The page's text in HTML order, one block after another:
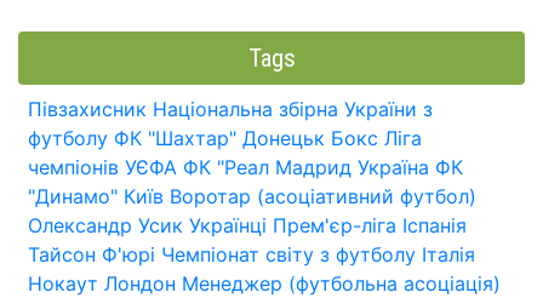
Tags
Півзахисник Національна збірна України з
футболу ФК "Шахтар" Донецьк Бокс Ліга
чемпіонів УЄФА ФК "Реал Мадрид Україна ФК
"Динамо" Київ Воротар (асоціативний футбол)
Олександр Усик Українці Прем'єр-ліга Іспанія
Тайсон Ф'юрі Чемпіонат світу з футболу Італія
Нокаут Лондон Менеджер (футбольна асоціація)